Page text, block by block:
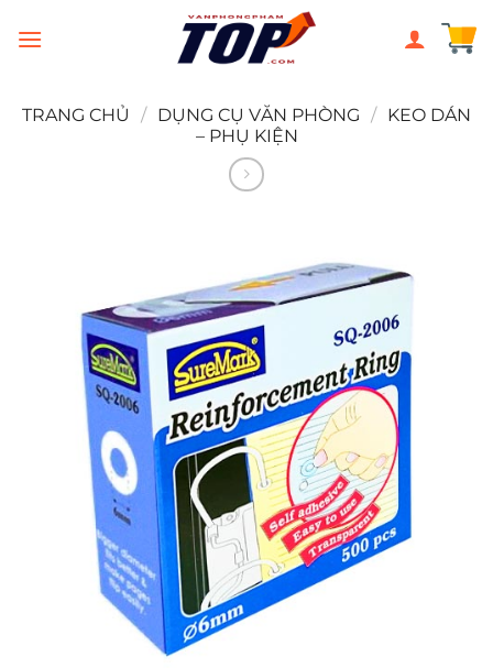
đến
TRANG CHỦ
/ DỤNG CỤ VĂN PHÒNG / KEO DÁN
– PHỤ KIỆN